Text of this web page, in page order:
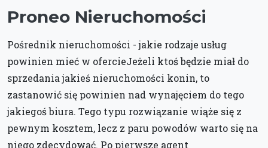
Proneo Nieruchomości
Pośrednik nieruchomości - jakie rodzaje usług
powinien mieć w ofercieJeżeli ktoś będzie miał do
sprzedania jakieś nieruchomości konin, to
zastanowić się powinien nad wynajęciem do tego
jakiegoś biura. Tego typu rozwiązanie wiąże się z
pewnym kosztem, lecz z paru powodów warto się na
niego zdecydować. Po pierwsze agent